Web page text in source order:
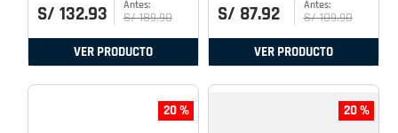
S/ 132.93 S/ 189.90
VER PRODUCTO
S/ 87.92 S/ 109.90
VER PRODUCTO
20 % 20 %